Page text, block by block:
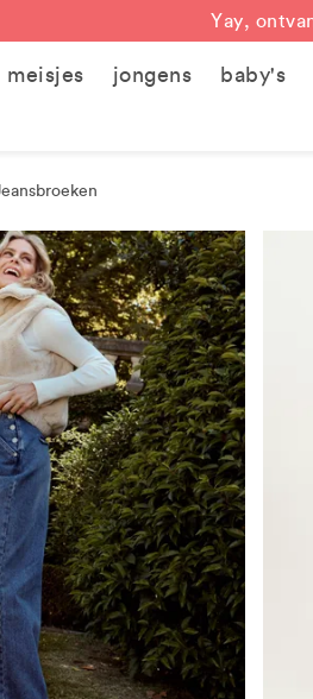
Yay,
meisjes jongens baby's